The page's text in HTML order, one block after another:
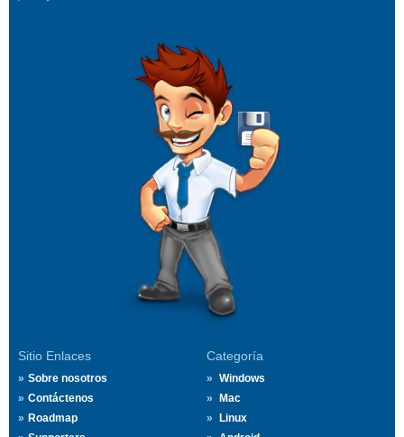
Sitio Enlaces
Sobre nosotros
Contáctenos
Roadmap
Categoría
Windows
Mac
Linux